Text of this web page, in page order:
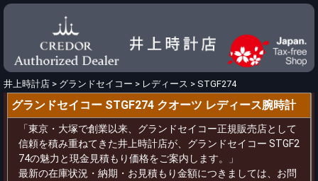
井上時計店 > グランドセイコー > レディース > STGF274
グランドセイコー STGF274 クオーツ レディース腕時計
「東京・大塚で創業以来、グランドセイコー正規販売店として
信頼を積み重ねてきた井上時計店が、グランドセイコー STGF2
74の魅力と現金見積もり価格をご案内します。」
最新の在庫状況・納期・お見積もり金額につきましては、お問